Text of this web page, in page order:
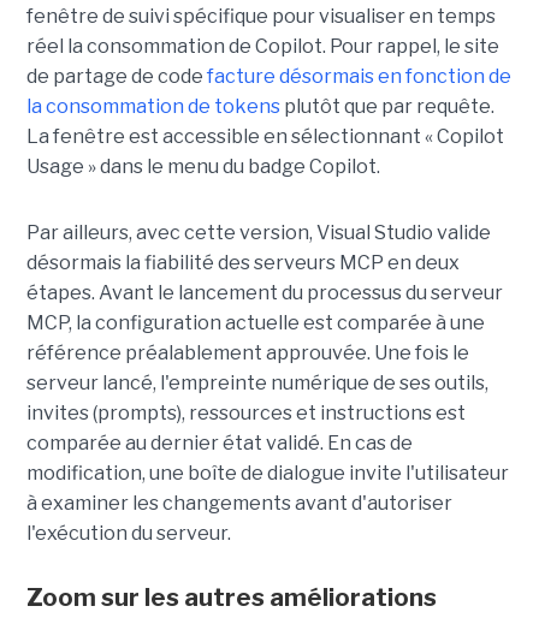
fenêtre de suivi spécifique pour visualiser en temps
réel la consommation de Copilot. Pour rappel, le site
de partage de code facture désormais en fonction de
la consommation de tokens plutôt que par requête.
La fenêtre est accessible en sélectionnant « Copilot
Usage » dans le menu du badge Copilot.
Par ailleurs, avec cette version, Visual Studio valide
désormais la fiabilité des serveurs MCP en deux
étapes. Avant le lancement du processus du serveur
MCP, la configuration actuelle est comparée à une
référence préalablement approuvée. Une fois le
serveur lancé, l'empreinte numérique de ses outils,
invites (prompts), ressources et instructions est
comparée au dernier état validé. En cas de
modification, une boîte de dialogue invite l'utilisateur
à examiner les changements avant d'autoriser
l'exécution du serveur.
Zoom sur les autres améliorations